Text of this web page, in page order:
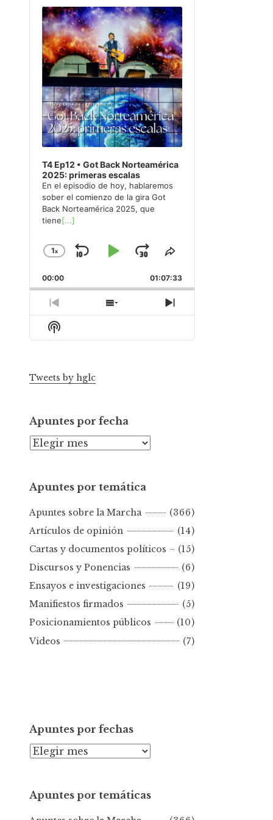
Player
T4 Ep12 • Got Back Norteamérica
2025: primeras escalas
En el episodio de hoy, hablaremos
sober el comienzo de la gira Got
Back Norteamérica 2025, que
tiene[...]
Change
Rate
1x
Skip
Backward
Play
Pause
Jump
Forward
Share
Episode
00:00 01:07:33
Previous
Episode
Show
Episodes
Next
Episode
Show
Podcast
Tweets by hglc
Apuntes por fecha
A
n
e
s
p
f
e
c
a
Apuntes por temática
Apuntes sobre la Marcha
(366)
Artículos de opinión
(14)
Cartas y documentos políticos
(15)
Discursos y Ponencias
(6)
Ensayos e investigaciones
(19)
Manifiestos firmados
(5)
Posicionamientos públicos
(10)
Videos
(7)
Apuntes por fechas
A
n
Apuntes por temáticas